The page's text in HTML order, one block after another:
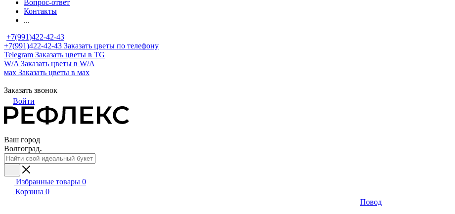
Вопрос-ответ
Контакты
...
+7(991)422-42-43
+7(991)422-42-43 Заказать цветы по телефону
Telegram Заказать цветы в TG
W/A Заказать цветы в W/A
мах Заказать цветы в мах
Заказать звонок
Войти
Ваш город
Волгоград
Избранные товары 0
Корзина 0
Повод